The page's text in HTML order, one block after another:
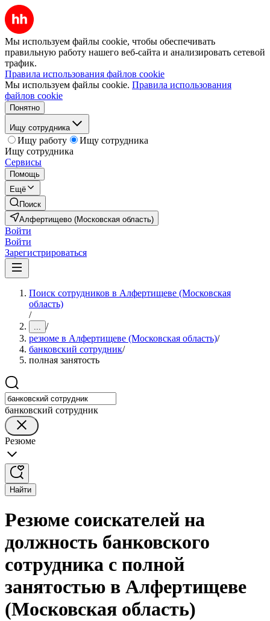
Мы используем файлы cookie, чтобы обеспечивать
правильную работу нашего веб-сайта и анализировать сетевой
трафик.
Правила использования файлов cookie
Мы используем файлы cookie. Правила использования
файлов cookie
Понятно
Ищу сотрудника
Ищу работу
Ищу сотрудника
Ищу сотрудника
Сервисы
Помощь
Ещё
Поиск
Алфертищево (Московская область)
Войти
Войти
Зарегистрироваться
Поиск сотрудников в Алфертищеве (Московская
область)
/
... /
резюме в Алфертищеве (Московская область)/
банковский сотрудник/
полная занятость
банковский сотрудник
Резюме
Найти
Резюме соискателей на
должность банковского
сотрудника с полной
занятостью в Алфертищеве
(Московская область)